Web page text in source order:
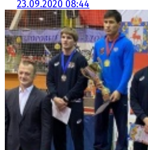
23.09.2020 08:44